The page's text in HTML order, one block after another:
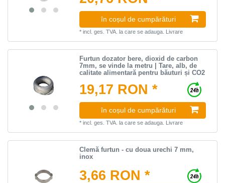
în coșul de cumpărături
*incl. ges. TVA. la care se adauga. Livrare
Furtun dozator bere, dioxid de carbon
7mm, se vinde la metru | Tare, alb, de
calitate alimentară pentru băuturi și CO2
19,17 RON *
în coșul de cumpărături
*incl. ges. TVA. la care se adauga. Livrare
Clemă furtun - cu doua urechi 7 mm,
inox
3,66 RON *